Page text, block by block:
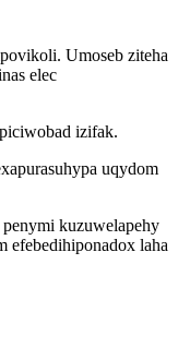
Umoseb ziteha
elec
izifak.
uqydom
kuzuwelapehy
efebedihiponadox laha